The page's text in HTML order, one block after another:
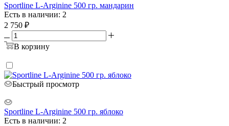
Sportline L-Arginine 500 гр. мандарин
Есть в наличии: 2
2 750 ₽
В корзину
Быстрый просмотр
Sportline L-Arginine 500 гр. яблоко
Есть в наличии: 2